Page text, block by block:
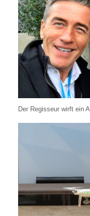
Der Regisseur wirft ein